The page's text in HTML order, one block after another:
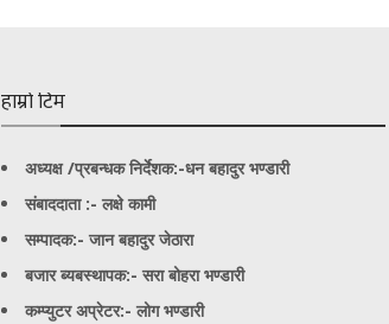
हाम्रो टिम
अध्यक्ष /प्रबन्धक निर्देशक:-धन बहादुर भण्डारी
संबाददाता :- लक्षे कामी
सम्पादक:- जान बहादुर जेठारा
बजार ब्यबस्थापक:- सरा बोहरा भण्डारी
कम्प्युटर अप्रेटर:- लोग भण्डारी